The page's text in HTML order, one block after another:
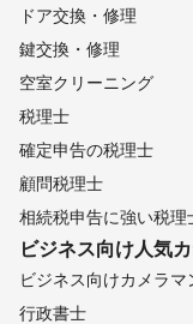
ドア交換・修理
鍵交換・修理
空室クリーニング
税理士
確定申告の税理士
顧問税理士
相続税申告に強い税理
ビジネス向け人気
ビジネス向けカメラマ
行政書士